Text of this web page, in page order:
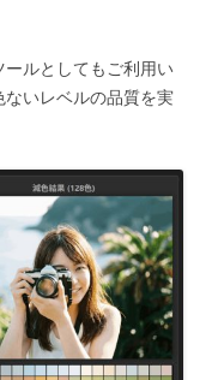
ールとしてもご利用い
いレベルの品質を実